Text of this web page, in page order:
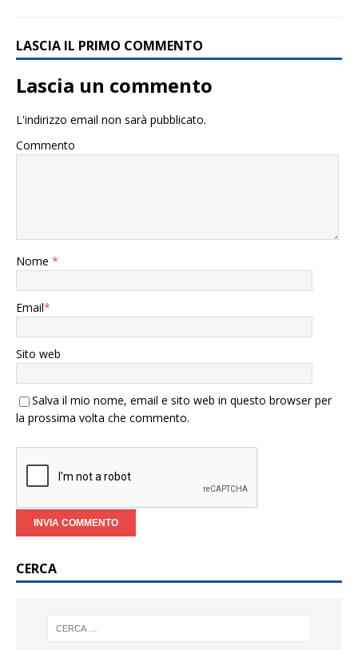
LASCIA IL PRIMO COMMENTO
Lascia un commento
L'indirizzo email non sarà pubblicato.
Commento
Nome *
Email*
Sito web
Salva il mio nome, email e sito web in questo browser per
la prossima volta che commento.
CERCA